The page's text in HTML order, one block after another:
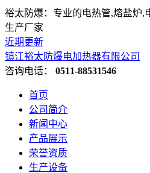
裕太防爆：专业的电热管,熔盐炉,
生产厂家
近期更新
镇江裕太防爆电加热器有限公司
咨询电话： 0511-88531546
首页
公司简介
新闻中心
产品展示
荣誉资质
生产设备